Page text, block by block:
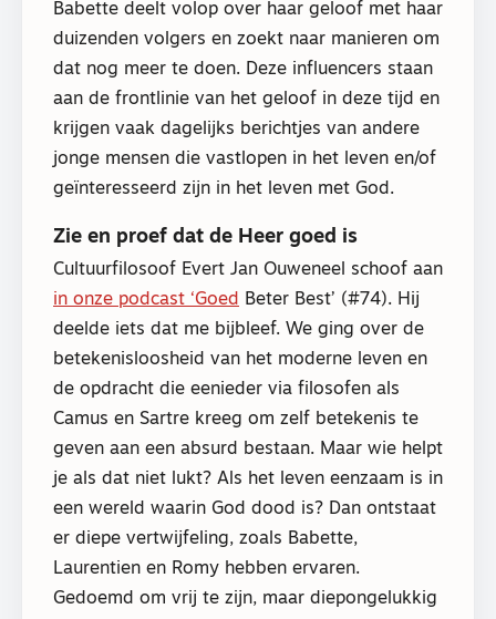
Babette deelt volop over haar geloof met haar
duizenden volgers en zoekt naar manieren om
dat nog meer te doen. Deze influencers staan
aan de frontlinie van het geloof in deze tijd en
krijgen vaak dagelijks berichtjes van andere
jonge mensen die vastlopen in het leven en/of
geïnteresseerd zijn in het leven met God.
Zie en proef dat de Heer goed is
Cultuurfilosoof Evert Jan Ouweneel schoof aan
in onze podcast ‘Goed Beter Best’ (#74). Hij
deelde iets dat me bijbleef. We ging over de
betekenisloosheid van het moderne leven en
de opdracht die eenieder via filosofen als
Camus en Sartre kreeg om zelf betekenis te
geven aan een absurd bestaan. Maar wie helpt
je als dat niet lukt? Als het leven eenzaam is in
een wereld waarin God dood is? Dan ontstaat
er diepe vertwijfeling, zoals Babette,
Laurentien en Romy hebben ervaren.
Gedoemd om vrij te zijn, maar diepongelukkig